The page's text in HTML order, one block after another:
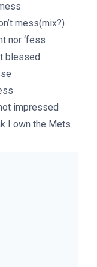
mess(mix?)
nor ‘fess
blessed
impressed
I own the Mets